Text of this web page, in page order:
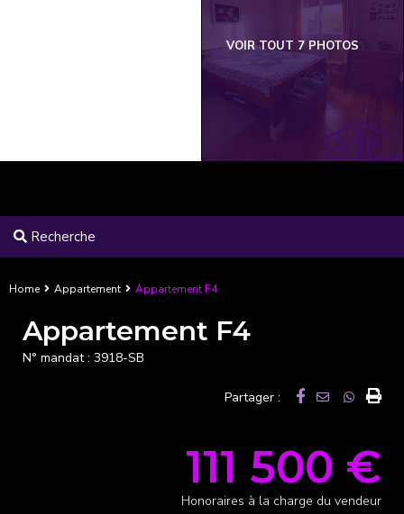
VOIR TOUT 7 PHOTOS
Recherche
Home Appartement Appartement F4
Appartement F4
N° mandat : 3918-SB
Partager :
111 500 €
Honoraires à la charge du vendeur